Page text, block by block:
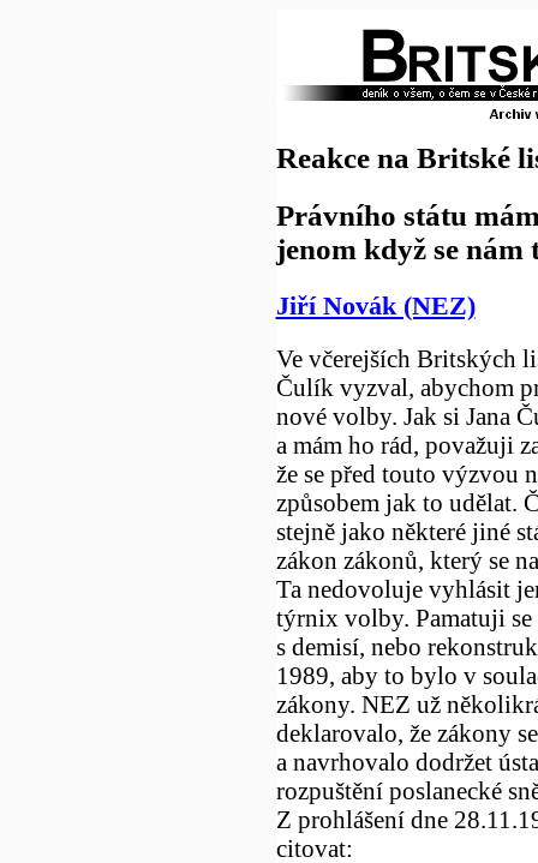
Reakce na Britské
Právního státu
jenom když se nám
Jiří Novák (NEZ)
Ve včerejších Britských
Čulík vyzval, abychom
nové volby. Jak si Jana
a mám ho rád, považuji
že se před touto výzvou
způsobem jak to udělat.
stejně jako některé jiné
zákon zákonů, který se
Ta nedovoluje vyhlásit
týrnix volby. Pamatuji se
s demisí, nebo
1989, aby to bylo v
zákony. NEZ už
deklarovalo, že zákony
a navrhovalo dodržet
rozpuštění poslanecké
Z prohlášení dne
citovat: